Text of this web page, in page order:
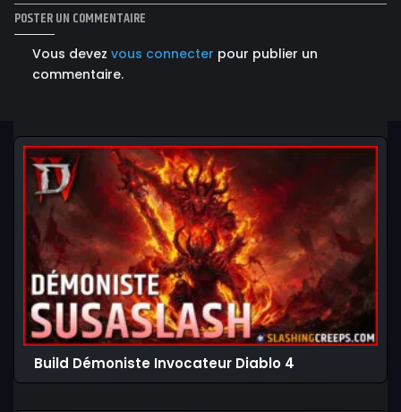
POSTER UN COMMENTAIRE
Vous devez vous connecter pour publier un
commentaire.
Build Démoniste Invocateur Diablo 4